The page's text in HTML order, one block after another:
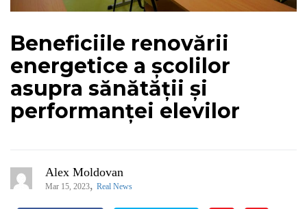
Beneficiile renovării
energetice a școlilor
asupra sănătății și
performanței elevilor
Alex Moldovan
Mar 15, 2023, Real News